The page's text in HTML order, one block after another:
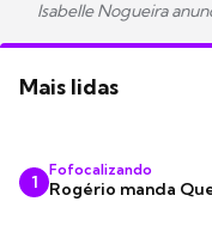
Isabelle Nogueira
Mais lidas
1
Fofocalizando
Rogério manda